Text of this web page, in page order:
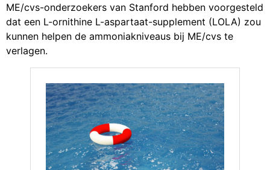
ME/cvs-onderzoekers van Stanford hebben voorgesteld
dat een L-ornithine L-aspartaat-supplement (LOLA) zou
kunnen helpen de ammoniakniveaus bij ME/cvs te
verlagen.